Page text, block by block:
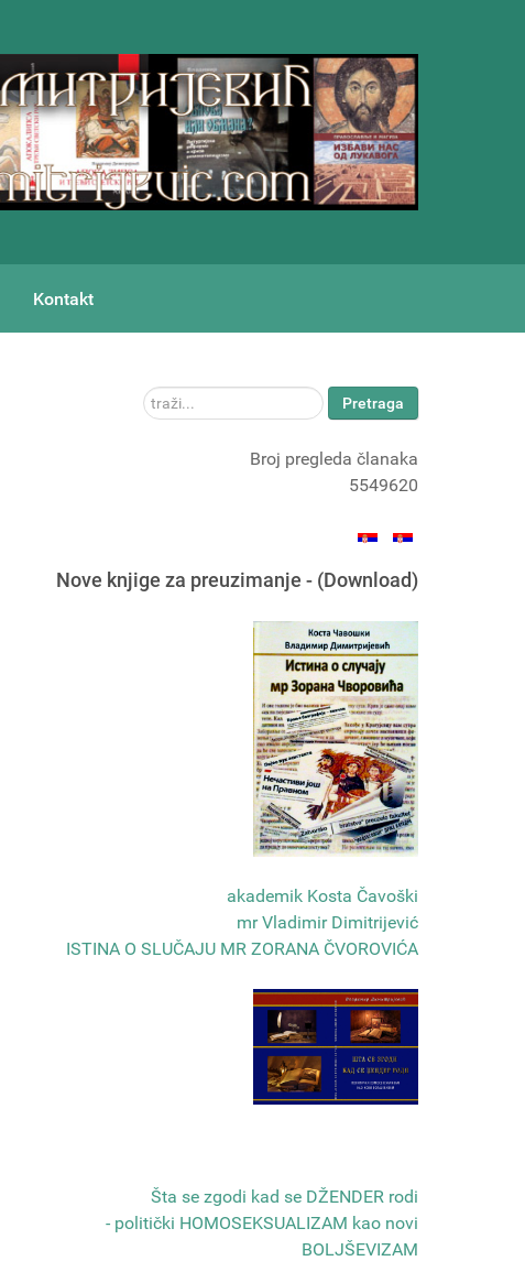
Kontakt
traži... Pretraga
Broj pregleda članaka
5549620
Nove knjige za preuzimanje - (Download)
akademik Kosta Čavoški
mr Vladimir Dimitrijević
ISTINA O SLUČAJU MR ZORANA ČVOROVIĆA
Šta se zgodi kad se DŽENDER rodi
- politički HOMOSEKSUALIZAM kao novi
BOLJŠEVIZAM